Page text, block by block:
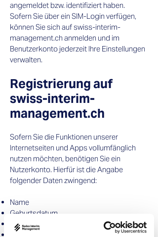
angemeldet bzw. identifiziert haben.
Sofern Sie über ein SIM-Login verfügen,
können Sie sich auf swiss-interim-
management.ch anmelden und im
Benutzerkonto jederzeit Ihre Einstellungen
verwalten.​
Registrierung auf
swiss-interim-
management.ch​
Sofern Sie die Funktionen unserer
Internetseiten und Apps vollumfänglich
nutzen möchten, benötigen Sie ein
Nutzerkonto. Hierfür ist die Angabe
folgender Daten zwingend:
Name
Geburtsdatum
Adresse
E-Mail-Adresse​